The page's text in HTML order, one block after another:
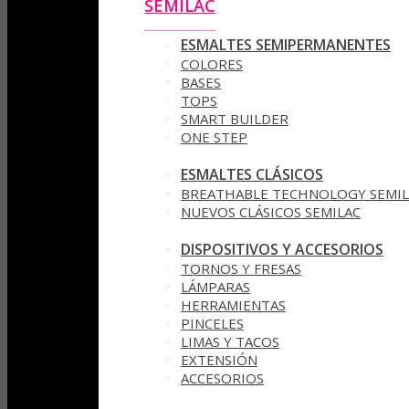
SEMILAC
ESMALTES SEMIPERMANENTES
COLORES
BASES
TOPS
SMART BUILDER
ONE STEP
ESMALTES CLÁSICOS
BREATHABLE TECHNOLOGY
NUEVOS CLÁSICOS SEMILAC
DISPOSITIVOS Y ACCESORIOS
TORNOS Y FRESAS
LÁMPARAS
HERRAMIENTAS
PINCELES
LIMAS Y TACOS
EXTENSIÓN
ACCESORIOS